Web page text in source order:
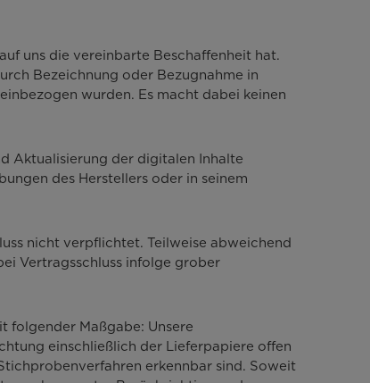
uns die vereinbarte Beschaffenheit hat.
Bezeichnung oder Bezugnahme in
wurden. Es macht dabei keinen
Aktualisierung der digitalen Inhalte
des Herstellers oder in seinem
nicht verpflichtet. Teilweise abweichend
Vertragsschluss infolge grober
folgender Maßgabe: Unsere
einschließlich der Lieferpapiere offen
erkennbar sind. Soweit